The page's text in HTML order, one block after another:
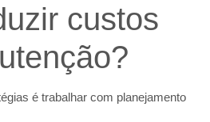
custos
é trabalhar com planejamento